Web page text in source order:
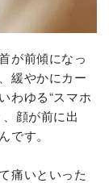
が前傾になっ
緩やかにカー
わゆる“スマホ
顔が前に出
です。
痛いといった